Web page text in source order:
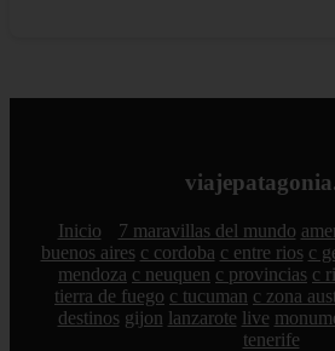
Inicio 7 maravillas del mundo
buenos aires c cordoba c entre rios c
mendoza c neuquen c provincias c
tierra de fuego c tucuman c zona
destinos gijon lanzarote live
tenerife